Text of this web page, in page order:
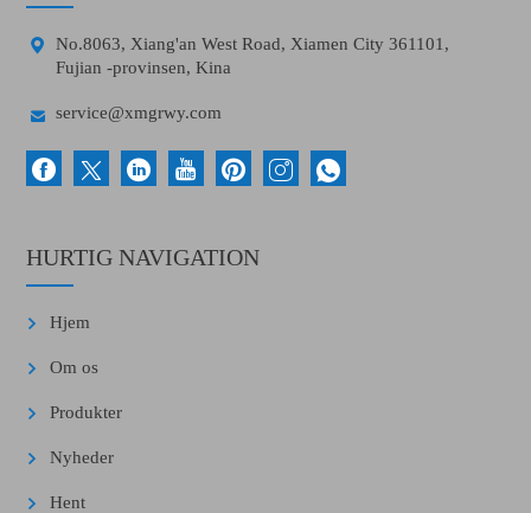

No.8063, Xiang'an West Road, Xiamen City 361101,
Fujian -provinsen, Kina
 service@xmgrwy.com
HURTIG NAVIGATION
Hjem
Om os
Produkter
Nyheder
Hent